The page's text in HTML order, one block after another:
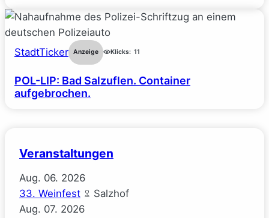
StadtTicker Anzeige Klicks: 11
POL-LIP: Bad Salzuflen. Container
aufgebrochen.
Veranstaltungen
Aug. 06. 2026
33. Weinfest
Salzhof
Aug. 07. 2026